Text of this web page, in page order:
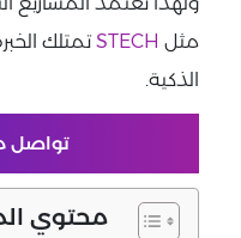
مثل STECHتمتلك
الذكية.
تواصل
محتوي